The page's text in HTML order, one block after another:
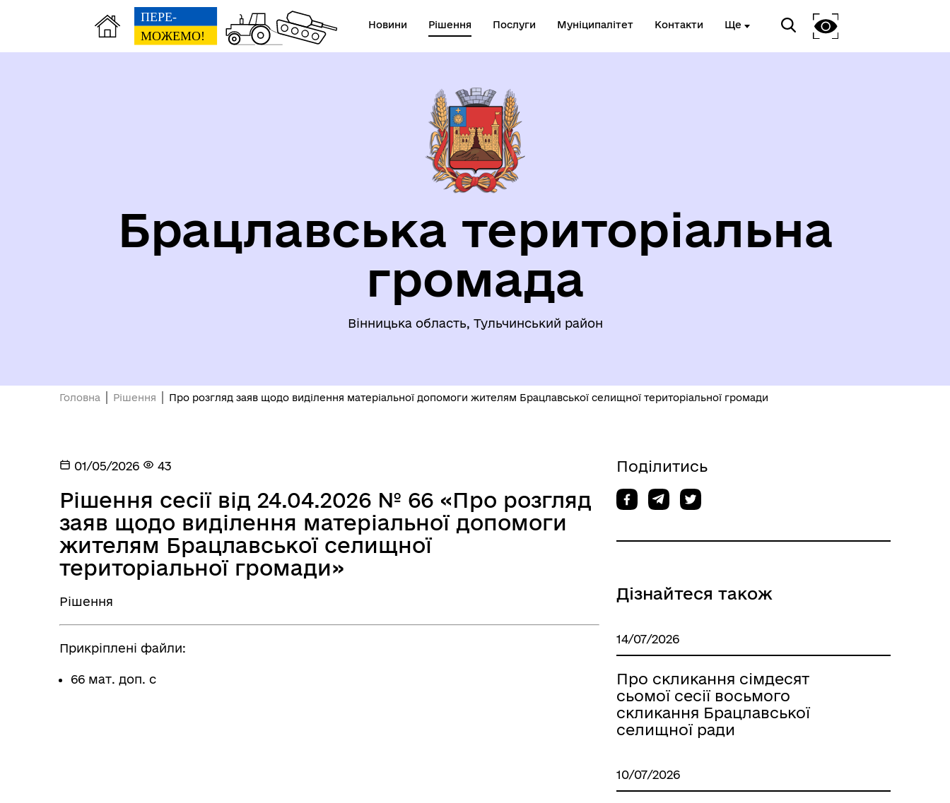
Новини Рішення Послуги Муніципалітет Контакти Ще
Брацлавська територіальна
громада
Вінницька область, Тульчинський район
Головна Рішення Про розгляд заяв щодо виділення матеріальної допомоги жителям Брацлавської селищної територіальної громади
01/05/2026 43
Рішення сесії від 24.04.2026 № 66 «Про розгляд
заяв щодо виділення матеріальної допомоги
жителям Брацлавської селищної
територіальної громади»
Рішення
Прикріплені файли:
66 мат. доп. с
Поділитись
Дізнайтеся також
14/07/2026
Про скликання сімдесят
сьомої сесії восьмого
скликання Брацлавської
селищної ради
10/07/2026